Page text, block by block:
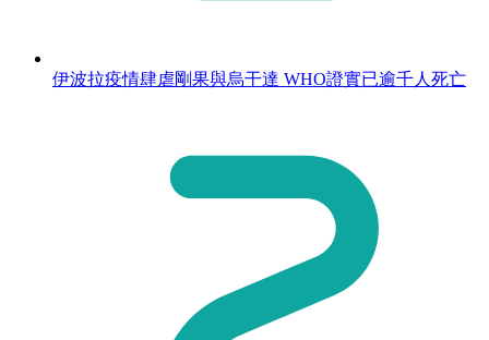
伊波拉疫情肆虐剛果與烏干達 WHO證實已逾千人死亡